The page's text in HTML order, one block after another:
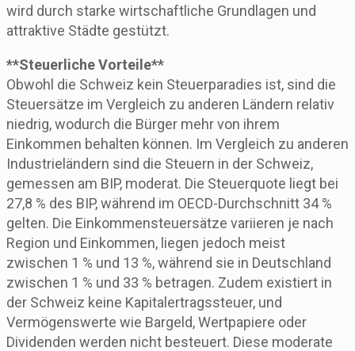
wird durch starke wirtschaftliche Grundlagen und
attraktive Städte gestützt.
**Steuerliche Vorteile**
Obwohl die Schweiz kein Steuerparadies ist, sind die
Steuersätze im Vergleich zu anderen Ländern relativ
niedrig, wodurch die Bürger mehr von ihrem
Einkommen behalten können. Im Vergleich zu anderen
Industrieländern sind die Steuern in der Schweiz,
gemessen am BIP, moderat. Die Steuerquote liegt bei
27,8 % des BIP, während im OECD-Durchschnitt 34 %
gelten. Die Einkommensteuersätze variieren je nach
Region und Einkommen, liegen jedoch meist
zwischen 1 % und 13 %, während sie in Deutschland
zwischen 1 % und 33 % betragen. Zudem existiert in
der Schweiz keine Kapitalertragssteuer, und
Vermögenswerte wie Bargeld, Wertpapiere oder
Dividenden werden nicht besteuert. Diese moderate